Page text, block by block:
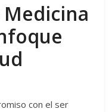
con el ser